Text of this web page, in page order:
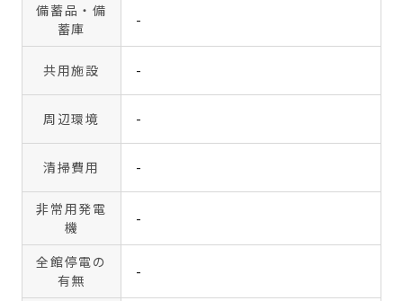
備蓄品・備
蓄庫
-
共用施設 -
周辺環境 -
清掃費用 -
非常用発電
機
-
全館停電の
有無
-